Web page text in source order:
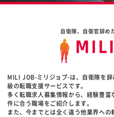
自衛隊、自衛官辞め
MILI JOB-ミリジョブ-は、自衛隊を
級の転職支援サービスです。
多く転職求人募集情報から、経験豊
件に合う職場をご紹介します。
また、今までとは全く違う他業界へ